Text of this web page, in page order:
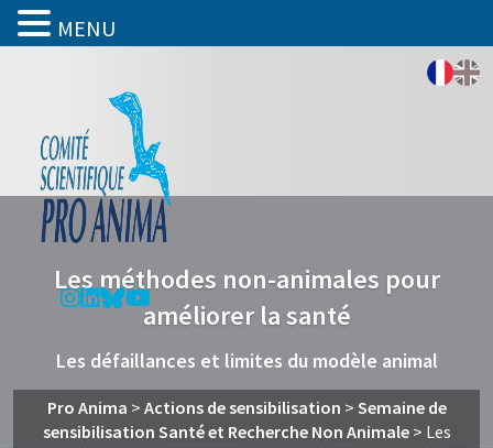
Les méthodes non-animales pour
améliorer la santé
Les défaillances et limites du modèle animal
Pro Anima > Actions de sensibilisation > Semaine de
sensibilisation Santé et Recherche Non Animale> Les
MENU